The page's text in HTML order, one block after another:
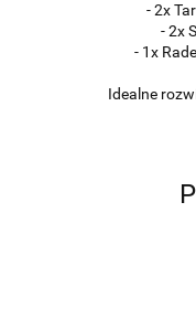
- 2x
- 2x
- 1x
Idealne